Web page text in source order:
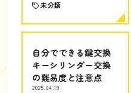
未分類
自分でできる鍵交換
キーシリンダー交換
の難易度と注意点
2025.04.19